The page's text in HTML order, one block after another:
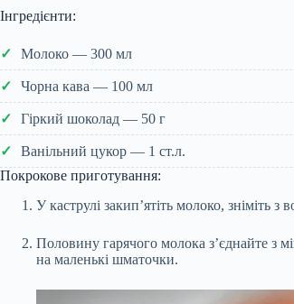
Інгредієнти:
Молоко — 300 мл
Чорна кава — 100 мл
Гіркий шоколад — 50 г
Ванільний цукор — 1 ст.л.
Покрокове приготування:
У каструлі закип’ятіть молоко, зніміть
Половину гарячого молока з’єднайте з
на маленькі шматочки.